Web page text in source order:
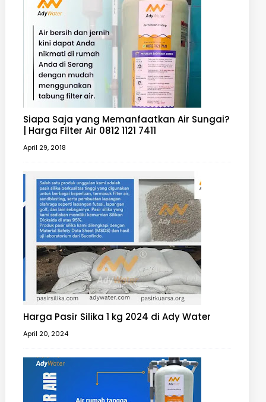
Siapa Saja yang Memanfaatkan Air Sungai?
| Harga Filter Air 0812 1121 7411
April 29, 2018
Harga Pasir Silika 1 kg 2024 di Ady Water
April 20, 2024